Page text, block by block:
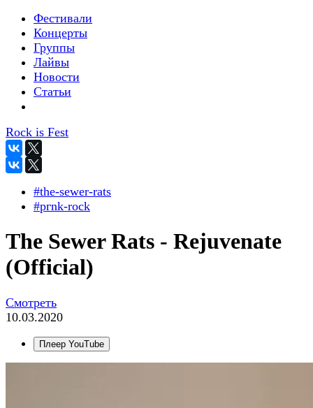
Фестивали
Концерты
Группы
Лайвы
Новости
Статьи
Rock is Fest
#the-sewer-rats
#pгnk-roсk
The Sewer Rats - Rejuvenate
(Official)
Смотреть
10.03.2020
Плеер YouTube